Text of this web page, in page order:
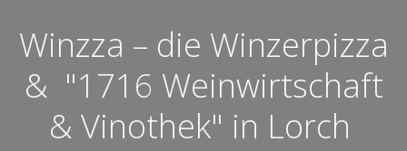
Winzza – die Winzerpizza
& "1716 Weinwirtschaft
& Vinothek" in Lorch